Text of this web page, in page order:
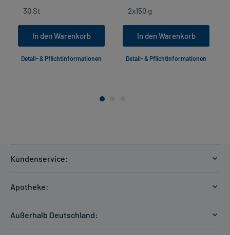
In den Warenkorb
Detail- & Pflichtinformationen
In den Warenkorb
Detail- & Pflichtinformationen
Kundenservice:
Zahlungsarten
Apotheke:
Außerhalb Deutschland: